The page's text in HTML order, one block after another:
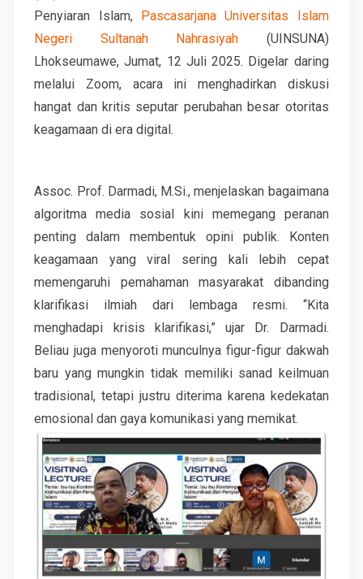
Penyiaran Islam, Pascasarjana Universitas Islam
Negeri Sultanah Nahrasiyah (UINSUNA)
Lhokseumawe, Jumat, 12 Juli 2025. Digelar daring
melalui Zoom, acara ini menghadirkan diskusi
hangat dan kritis seputar perubahan besar otoritas
keagamaan di era digital.
Assoc. Prof. Darmadi, M.Si., menjelaskan bagaimana
algoritma media sosial kini memegang peranan
penting dalam membentuk opini publik. Konten
keagamaan yang viral sering kali lebih cepat
memengaruhi pemahaman masyarakat dibanding
klarifikasi ilmiah dari lembaga resmi. “Kita
menghadapi krisis klarifikasi,” ujar Dr. Darmadi.
Beliau juga menyoroti munculnya figur-figur dakwah
baru yang mungkin tidak memiliki sanad keilmuan
tradisional, tetapi justru diterima karena kedekatan
emosional dan gaya komunikasi yang memikat.